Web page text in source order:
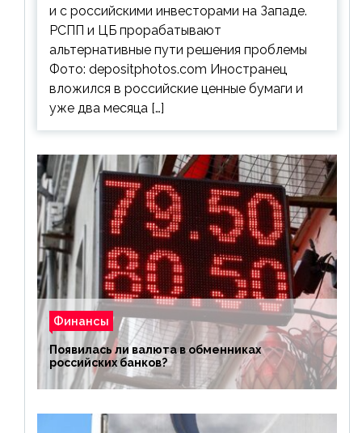
и с российскими инвесторами на Западе.
РСПП и ЦБ прорабатывают
альтернативные пути решения проблемы
Фото: depositphotos.com Иностранец
вложился в российские ценные бумаги и
уже два месяца […]
Финансы
Появилась ли валюта в обменниках
российских банков?